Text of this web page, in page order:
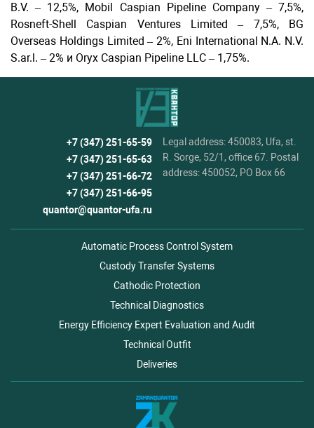
B.V. – 12,5%, Mobil Caspian Pipeline Company – 7,5%,
Rosneft-Shell Caspian Ventures Limited – 7,5%, BG
Overseas Holdings Limited – 2%, Eni International N.A. N.V.
S.ar.l. – 2% и Oryx Caspian Pipeline LLC – 1,75%.
+7 (347) 251-65-59
+7 (347) 251-65-63
+7 (347) 251-66-72
+7 (347) 251-66-95
quantor@quantor-ufa.ru
Legal address: 450083, Ufa, st.
R. Sorge, 52/1, office 67. Postal
address: 450052, PO Box 66
Automatic Process Control System
Custody Transfer Systems
Cathodic Protection
Technical Diagnostics
Energy Efficiency Expert Evaluation and Audit
Technical Outfit
Deliveries